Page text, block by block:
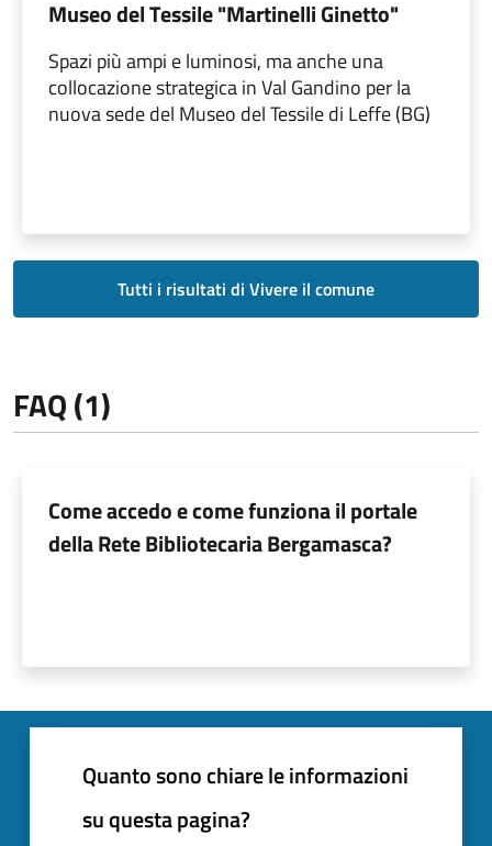
Museo del Tessile "Martinelli Ginetto"
Spazi più ampi e luminosi, ma anche una
collocazione strategica in Val Gandino per la
nuova sede del Museo del Tessile di Leffe (BG)
Tutti i risultati di Vivere il comune
FAQ (1)
Come accedo e come funziona il portale
della Rete Bibliotecaria Bergamasca?
Quanto sono chiare le informazioni
su questa pagina?